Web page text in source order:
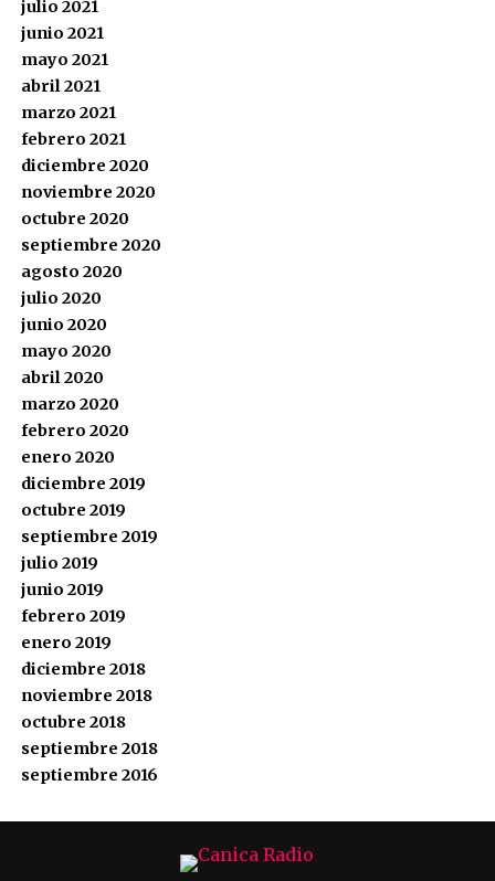
julio 2021
junio 2021
mayo 2021
abril 2021
marzo 2021
febrero 2021
diciembre 2020
noviembre 2020
octubre 2020
septiembre 2020
agosto 2020
julio 2020
junio 2020
mayo 2020
abril 2020
marzo 2020
febrero 2020
enero 2020
diciembre 2019
octubre 2019
septiembre 2019
julio 2019
junio 2019
febrero 2019
enero 2019
diciembre 2018
noviembre 2018
octubre 2018
septiembre 2018
septiembre 2016